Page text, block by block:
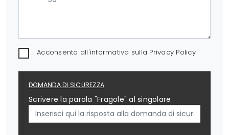
Acconsento all'informativa sulla Privacy Policy
DOMANDA DI SICUREZZA
Scrivere la parola "Fragole" al singolare